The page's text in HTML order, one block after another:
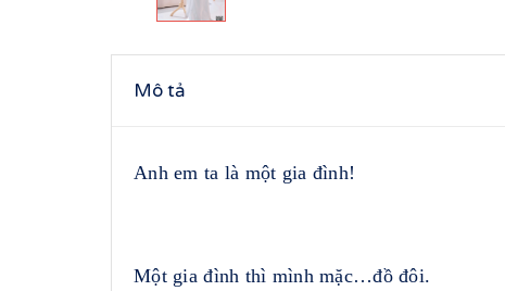
Mô tả
Anh em ta là một gia đình!
Một gia đình thì mình mặc…đồ đôi.